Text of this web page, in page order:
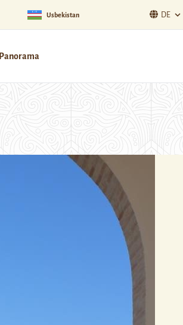
Usbekistan DE
Panorama